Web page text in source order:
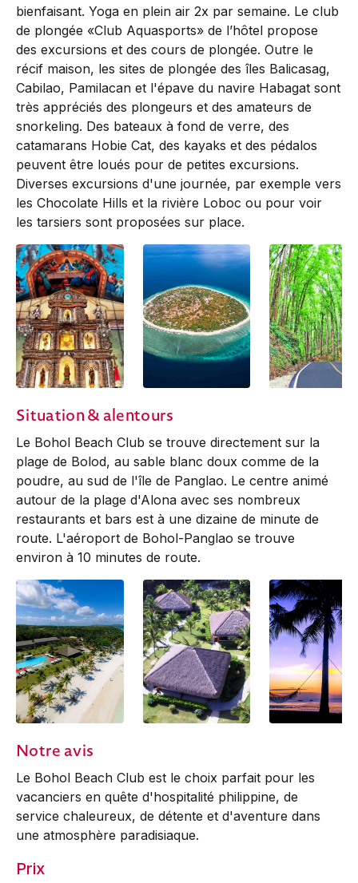
bienfaisant. Yoga en plein air 2x par semaine. Le club
de plongée «Club Aquasports» de l’hôtel propose
des excursions et des cours de plongée. Outre le
récif maison, les sites de plongée des îles Balicasag,
Cabilao, Pamilacan et l'épave du navire Habagat sont
très appréciés des plongeurs et des amateurs de
snorkeling. Des bateaux à fond de verre, des
catamarans Hobie Cat, des kayaks et des pédalos
peuvent être loués pour de petites excursions.
Diverses excursions d'une journée, par exemple vers
les Chocolate Hills et la rivière Loboc ou pour voir
les tarsiers sont proposées sur place.
Situation & alentours
Le Bohol Beach Club se trouve directement sur la
plage de Bolod, au sable blanc doux comme de la
poudre, au sud de l'île de Panglao. Le centre animé
autour de la plage d'Alona avec ses nombreux
restaurants et bars est à une dizaine de minute de
route. L'aéroport de Bohol-Panglao se trouve
environ à 10 minutes de route.
Notre avis
Le Bohol Beach Club est le choix parfait pour les
vacanciers en quête d'hospitalité philippine, de
service chaleureux, de détente et d'aventure dans
une atmosphère paradisiaque.
Prix